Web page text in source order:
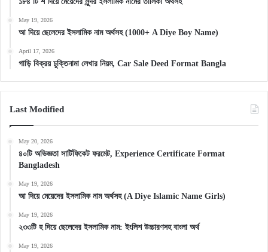
May 19, 2026
আ দিয়ে ছেলেদের ইসলামিক নাম অর্থসহ (1000+ A Diye Boy Name)
April 17, 2026
গাড়ি বিক্রয় চুক্তিনামা লেখার নিয়ম, Car Sale Deed Format Bangla
Last Modified
May 20, 2026
৪০টি অভিজ্ঞতা সার্টিফিকেট ফরমেট, Experience Certificate Format
Bangladesh
May 19, 2026
আ দিয়ে মেয়েদের ইসলামিক নাম অর্থসহ (A Diye Islamic Name Girls)
May 19, 2026
২৩৩টি হ দিয়ে ছেলেদের ইসলামিক নাম: ইংলিশ উচ্চারণসহ বাংলা অর্থ
May 19, 2026